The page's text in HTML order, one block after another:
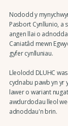
Nododd y
Pasbort Cynllunio, a
angen llai o
Caniatâd mewn
gyfer cynlluniau.
Lleolodd DLUHC
cydnabu pawb yn yr
lawer o wariant
awdurdodau lleol
adnoddau'n brin.